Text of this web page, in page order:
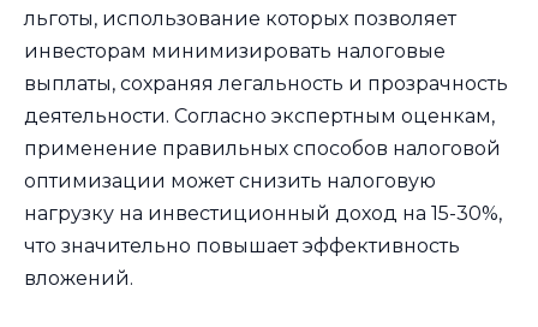
льготы, использование которых позволяет
инвесторам минимизировать налоговые
выплаты, сохраняя легальность и прозрачность
деятельности. Согласно экспертным оценкам,
применение правильных способов налоговой
оптимизации может снизить налоговую
нагрузку на инвестиционный доход на 15-30%,
что значительно повышает эффективность
вложений.